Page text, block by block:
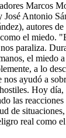
Marcos
Antonio
autores de
el miedo.
paraliza.
el miedo
a lo
nos ayudó a
Hoy
las
de
real como